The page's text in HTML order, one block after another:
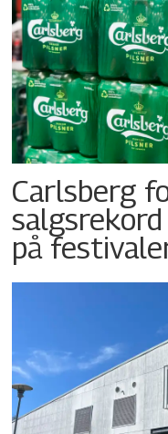
Carlsberg
på